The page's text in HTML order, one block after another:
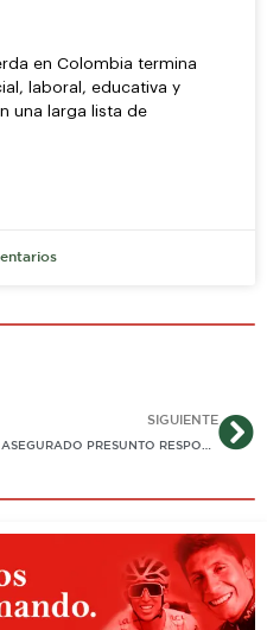
en Colombia termina
laboral, educativa y
una larga lista de
SIGUIENTE
ASEGURADO PRESUNTO RESPONSABLE DE HURTAR CERCA DE $45 MILLONES EN YOPAL